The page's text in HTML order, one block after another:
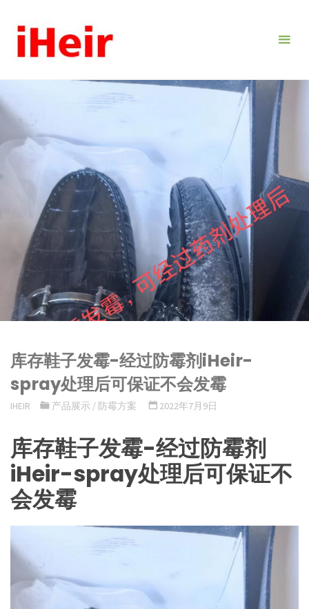
容。
库存鞋子发霉-经过防霉剂iHeir-
spray处理后可保证不会发霉
IHEIR 产品展示 / 防霉方案 2022年7月9日
库存鞋子发霉-经过防霉剂
iHeir-spray处理后可保证不
会发霉